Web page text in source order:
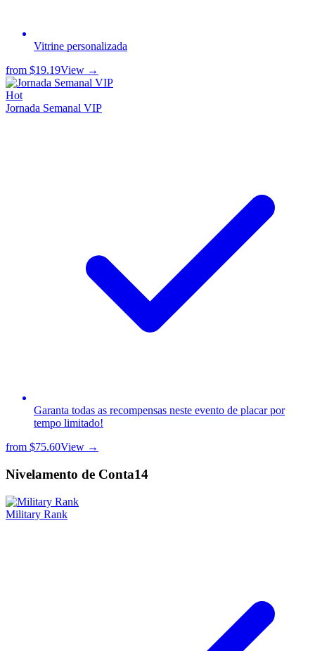
Vitrine personalizada
from $19.19View →
Hot
Jornada Semanal VIP
Garanta todas as recompensas neste evento de placar por
tempo limitado!
from $75.60View →
Nivelamento de Conta14
Military Rank